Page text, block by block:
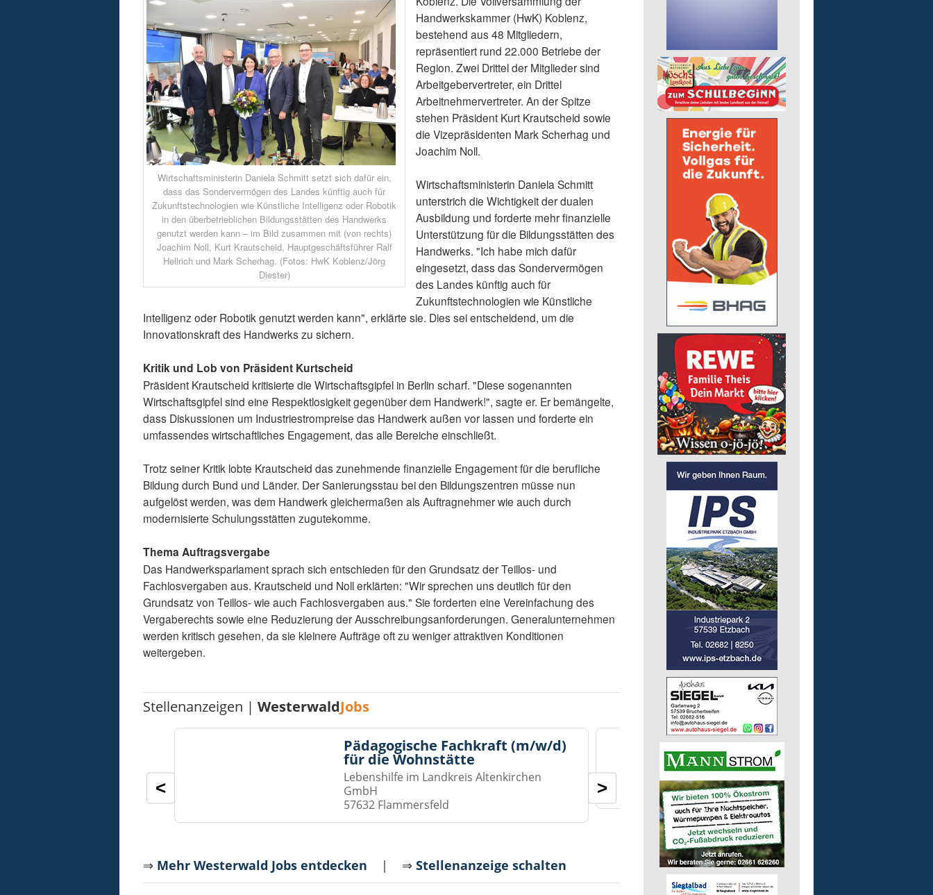
Wirtschaftsministerin Daniela Schmitt setzt sich dafür ein,
dass das Sondervermögen des Landes künftig auch für
Zukunftstechnologien wie Künstliche Intelligenz oder Robotik
in den überbetrieblichen Bildungsstätten des Handwerks
genutzt werden kann – im Bild zusammen mit (von rechts)
Joachim Noll, Kurt Krautscheid, Hauptgeschäftsführer Ralf
Hellrich und Mark Scherhag. (Fotos: HwK Koblenz/Jörg
Diester)
Handwerkskammer (HwK) Koblenz,
bestehend aus 48 Mitgliedern,
repräsentiert rund 22.000 Betriebe der
Region. Zwei Drittel der Mitglieder sind
Arbeitgebervertreter, ein Drittel
Arbeitnehmervertreter. An der Spitze
stehen Präsident Kurt Krautscheid sowie
die Vizepräsidenten Mark Scherhag und
Joachim Noll.
Wirtschaftsministerin Daniela Schmitt
unterstrich die Wichtigkeit der dualen
Ausbildung und forderte mehr finanzielle
Unterstützung für die Bildungsstätten des
Handwerks. "Ich habe mich dafür
eingesetzt, dass das Sondervermögen
des Landes künftig auch für
Zukunftstechnologien wie Künstliche
Intelligenz oder Robotik genutzt werden kann", erklärte sie. Dies sei entscheidend, um die
Innovationskraft des Handwerks zu sichern.
Kritik und Lob von Präsident Kurtscheid
Präsident Krautscheid kritisierte die Wirtschaftsgipfel in Berlin scharf. "Diese sogenannten
Wirtschaftsgipfel sind eine Respektlosigkeit gegenüber dem Handwerk!", sagte er. Er bemängelte,
dass Diskussionen um Industriestrompreise das Handwerk außen vor lassen und forderte ein
umfassendes wirtschaftliches Engagement, das alle Bereiche einschließt.
Trotz seiner Kritik lobte Krautscheid das zunehmende finanzielle Engagement für die berufliche
Bildung durch Bund und Länder. Der Sanierungsstau bei den Bildungszentren müsse nun
aufgelöst werden, was dem Handwerk gleichermaßen als Auftragnehmer wie auch durch
modernisierte Schulungsstätten zugutekomme.
Thema Auftragsvergabe
Das Handwerksparlament sprach sich entschieden für den Grundsatz der Teillos- und
Fachlosvergaben aus. Krautscheid und Noll erklärten: "Wir sprechen uns deutlich für den
Grundsatz von Teillos- wie auch Fachlosvergaben aus." Sie forderten eine Vereinfachung des
Vergaberechts sowie eine Reduzierung der Ausschreibungsanforderungen. Generalunternehmen
werden kritisch gesehen, da sie kleinere Aufträge oft zu weniger attraktiven Konditionen
weitergeben.
Stellenanzeigen |WesterwaldJobs
Pädagogische Fachkraft (m/w/d)
für die Wohnstätte
Lebenshilfe im Landkreis Altenkirchen
GmbH
57632 Flammersfeld
Kita - Assistenz (m/w/d)
Lebenshilfe im Landkreis
GmbH
57555 Mudersbach
< >
⇒ Mehr Westerwald Jobs entdecken | ⇒Stellenanzeige schalten